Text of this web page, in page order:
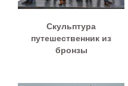
Скульптура
путешественник из
бронзы